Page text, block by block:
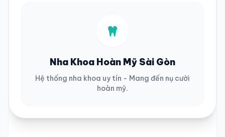
Nha Khoa Hoàn Mỹ Sài Gòn
Hệ thống nha khoa uy tín - Mang đến nụ cười
hoàn mỹ.